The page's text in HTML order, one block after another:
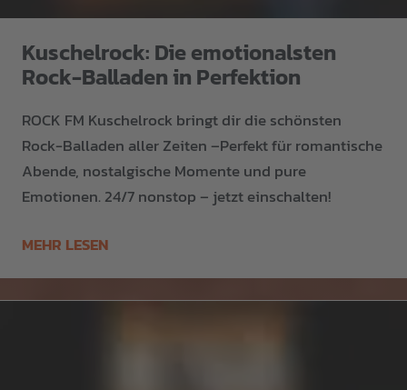
Kuschelrock: Die emotionalsten
Rock-Balladen in Perfektion
ROCK FM Kuschelrock bringt dir die schönsten
Rock-Balladen aller Zeiten –Perfekt für romantische
Abende, nostalgische Momente und pure
Emotionen. 24/7 nonstop – jetzt einschalten!
MEHR LESEN